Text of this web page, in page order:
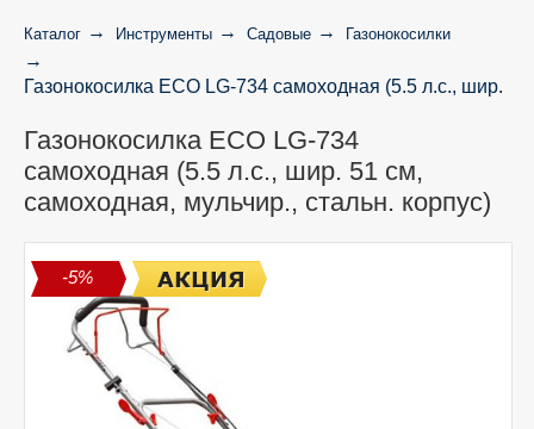
Каталог Инструменты Садовые Газонокосилки
Газонокосилка ECO LG-734 самоходная (5.5 л.с., шир.
Газонокосилка ECO LG-734
самоходная (5.5 л.с., шир. 51 см,
самоходная, мульчир., стальн. корпус)
-5%